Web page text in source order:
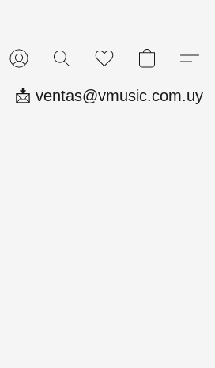
📩 ventas@vmusic.com.uy